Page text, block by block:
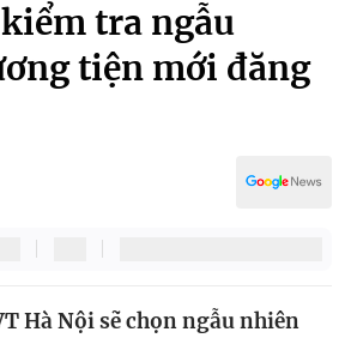
tra ngẫu
tiện mới đăng
Hà Nội sẽ chọn ngẫu nhiên